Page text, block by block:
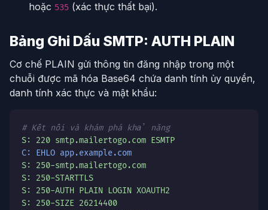
hoặc 535 (xác thực thất bại).
Bảng Ghi Dấu SMTP: AUTH PLAIN
Cơ chế PLAIN gửi thông tin đăng nhập trong một
chuỗi được mã hóa Base64 chứa danh tính ủy quyền,
danh tính xác thực và mật khẩu:
# Kết nối và khám phá khả năng
S: 220 smtp.mailertogo.com ESMTP
C: EHLO app.example.com
S: 250-smtp.mailertogo.com
S: 250-STARTTLS
S: 250-AUTH PLAIN LOGIN XOAUTH2
S: 250-SIZE 26214400